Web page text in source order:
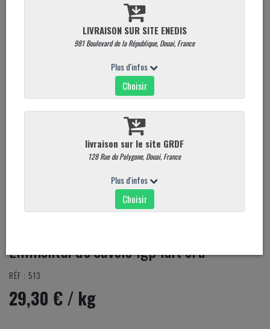
Emmental de savoie igp lait cru
RÉF : 513
29,30 €/ kg